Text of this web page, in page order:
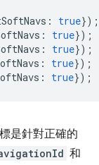
: true});
: true});
: true});
: true});
: true});
是針對正確的
和